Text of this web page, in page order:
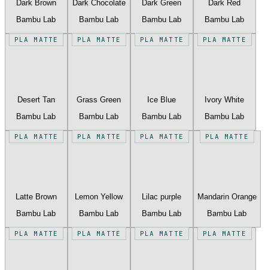
Dark Brown
Bambu Lab
Dark Chocolate
Bambu Lab
Dark Green
Bambu Lab
Dark Red
Bambu Lab
PLA MATTE
Desert Tan
Bambu Lab
PLA MATTE
Grass Green
Bambu Lab
PLA MATTE
Ice Blue
Bambu Lab
PLA MATTE
Ivory White
Bambu Lab
PLA MATTE
Latte Brown
Bambu Lab
PLA MATTE
Lemon Yellow
Bambu Lab
PLA MATTE
Lilac purple
Bambu Lab
PLA MATTE
Mandarin Orange
Bambu Lab
PLA MATTE PLA MATTE PLA MATTE PLA MATTE